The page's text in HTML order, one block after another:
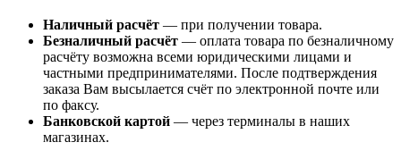
Наличный расчёт — при получении товара.
Безналичный расчёт — оплата товара по безналичному
расчёту возможна всеми юридическими лицами и
частными предпринимателями. После подтверждения
заказа Вам высылается счёт по электронной почте или
по факсу.
Банковской картой — через терминалы в наших
магазинах.